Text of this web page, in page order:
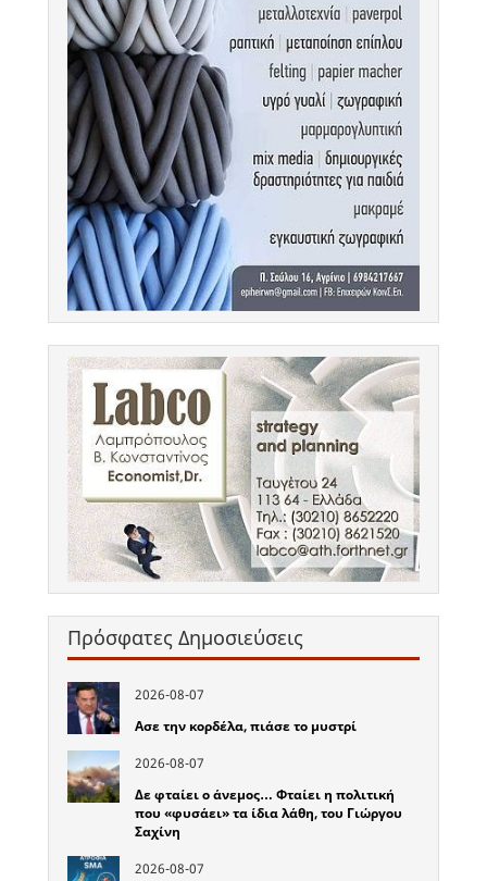
Πρόσφατες Δημοσιεύσεις
2026-08-07
Ασε την κορδέλα, πιάσε το μυστρί
2026-08-07
Δε φταίει ο άνεμος… Φταίει η πολιτική
που «φυσάει» τα ίδια λάθη, του Γιώργου
Σαχίνη
2026-08-07